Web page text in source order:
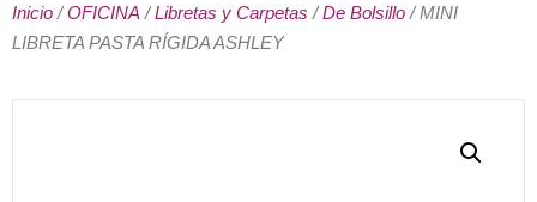
Inicio /OFICINA /Libretas y Carpetas /De Bolsillo / MINI
LIBRETA PASTA RÍGIDA ASHLEY